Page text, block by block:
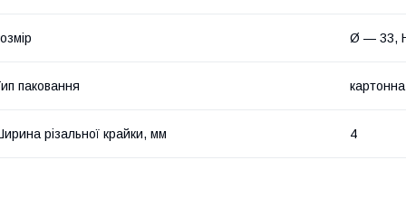
Ø — 33,
паковання
різальної крайки, мм 4